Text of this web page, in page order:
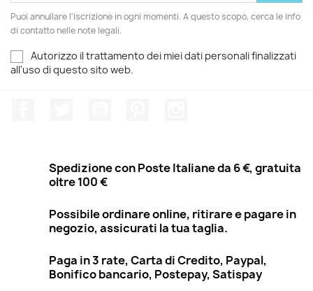
Puoi annullare l'iscrizione in ogni momenti. A questo scopo, cerca le info
di contatto nelle note legali.
Autorizzo il trattamento dei miei dati personali finalizzati
all'uso di questo sito web.
Spedizione con Poste Italiane da 6 €, gratuita
oltre 100 €
Possibile ordinare online, ritirare e pagare in
negozio, assicurati la tua taglia.
Paga in 3 rate, Carta di Credito, Paypal,
Bonifico bancario, Postepay, Satispay